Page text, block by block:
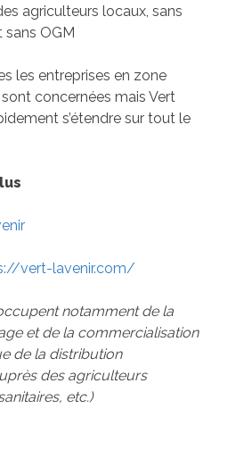
agriculteurs locaux, sans
sans OGM
les entreprises en zone
concernées mais Vert
s’étendre sur tout le
vert-lavenir.com/
notamment de la
et de la commercialisation
de la distribution
des agriculteurs
etc.)